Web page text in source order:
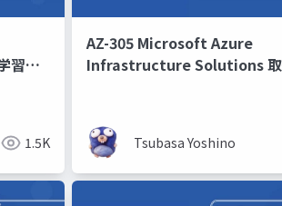
習会
1.5K
AZ-305 Microsoft Azure
Infrastructure Solutions 取
Tsubasa Yoshino